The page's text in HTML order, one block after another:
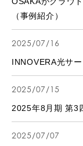
（事例紹介）
2025/07/16
INNOVERA光サ
2025/07/15
2025年8月期 第3
2025/07/07